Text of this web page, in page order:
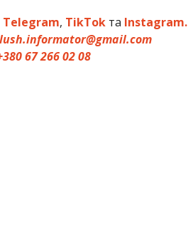
Telegram, TikTok та Instagram.
67 266 02 08